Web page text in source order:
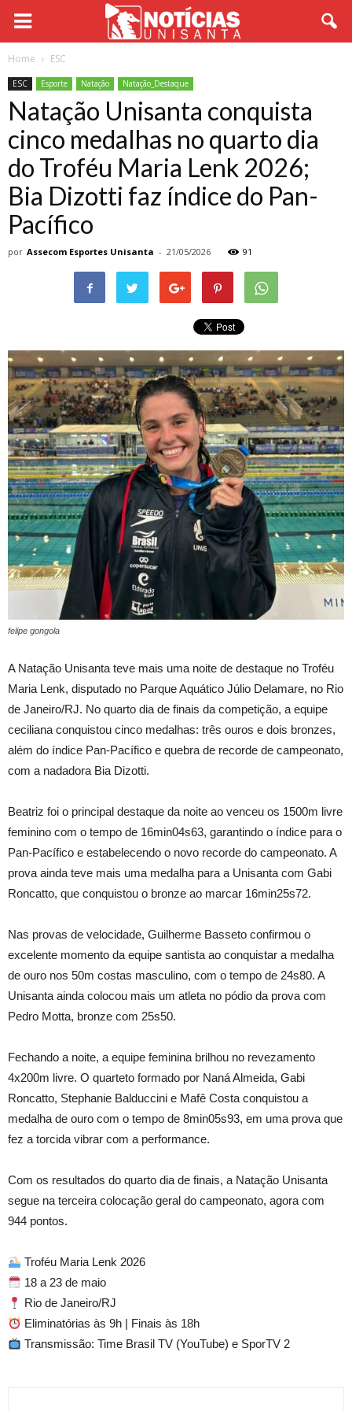
Home ESC
ESC Esporte Natação Natação_Destaque
Natação Unisanta conquista
cinco medalhas no quarto dia
do Troféu Maria Lenk 2026;
Bia Dizotti faz índice do Pan-
Pacífico
por Assecom Esportes Unisanta - 21/05/2026 91
felipe gongola
A Natação Unisanta teve mais uma noite de destaque no Troféu
Maria Lenk, disputado no Parque Aquático Júlio Delamare, no Rio
de Janeiro/RJ. No quarto dia de finais da competição, a equipe
ceciliana conquistou cinco medalhas: três ouros e dois bronzes,
além do índice Pan-Pacífico e quebra de recorde de campeonato,
com a nadadora Bia Dizotti.
Beatriz foi o principal destaque da noite ao venceu os 1500m livre
feminino com o tempo de 16min04s63, garantindo o índice para o
Pan-Pacífico e estabelecendo o novo recorde do campeonato. A
prova ainda teve mais uma medalha para a Unisanta com Gabi
Roncatto, que conquistou o bronze ao marcar 16min25s72.
Nas provas de velocidade, Guilherme Basseto confirmou o
excelente momento da equipe santista ao conquistar a medalha
de ouro nos 50m costas masculino, com o tempo de 24s80. A
Unisanta ainda colocou mais um atleta no pódio da prova com
Pedro Motta, bronze com 25s50.
Fechando a noite, a equipe feminina brilhou no revezamento
4x200m livre. O quarteto formado por Naná Almeida, Gabi
Roncatto, Stephanie Balduccini e Mafê Costa conquistou a
medalha de ouro com o tempo de 8min05s93, em uma prova que
fez a torcida vibrar com a performance.
Com os resultados do quarto dia de finais, a Natação Unisanta
segue na terceira colocação geral do campeonato, agora com
944 pontos.
Troféu Maria Lenk 2026
18 a 23 de maio
Rio de Janeiro/RJ
Eliminatórias às 9h | Finais às 18h
Transmissão: Time Brasil TV (YouTube) e SporTV 2